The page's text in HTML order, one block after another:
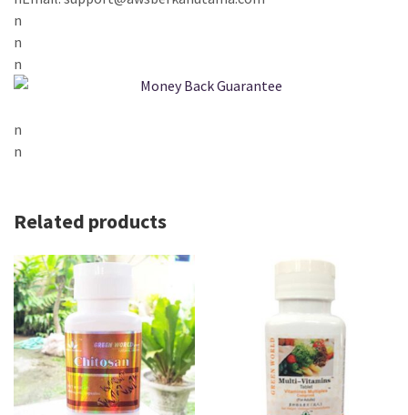
n
n
n
n
n
Related products